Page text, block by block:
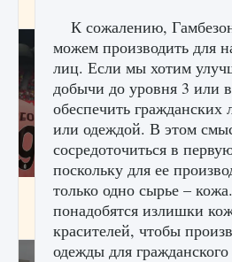
Входят ли «Милан» и «Интер» в
9 августа 2024 2 064
К сожалению,
можем производить для
лиц. Если мы хотим
добычи до уровня 3 или
обеспечить
или одеждой. В этом
сосредоточиться в
поскольку для ее
только одно сырье –
понадобятся излишки
красителей, чтобы
одежды для гражданского